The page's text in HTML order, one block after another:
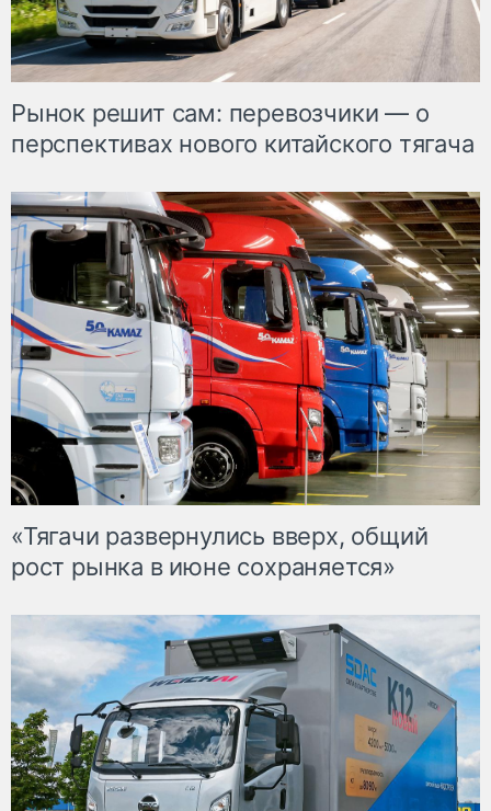
Рынок решит сам: перевозчики — о
перспективах нового китайского тягача
«Тягачи развернулись вверх, общий
рост рынка в июне сохраняется»